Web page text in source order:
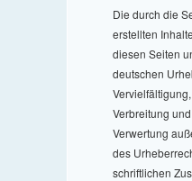
Die durch die
erstellten
diesen Seiten
deutschen
Verbreitung
Verwertung
des
schriftlichen